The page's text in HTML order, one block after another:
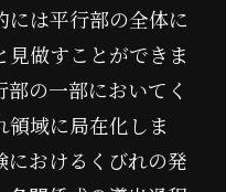
には平行部の全体に
做すことができま
の一部においてく
領域に局在化しま
におけるくびれの発